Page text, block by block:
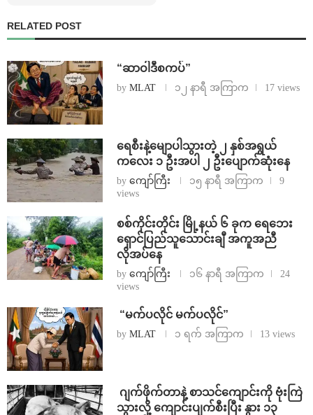
RELATED POST
“ဆာဝါဒီစကပ်”
by MLAT ၁၂ နာရီ အကြာက 17 views
ရေစီးနဲ့မျောပါသွားတဲ့ ၂ နှစ်အရွယ်
ကလေး ၁ ဦးအပါ ၂ ဦးပျောက်ဆုံးနေ
by ကျော်ကြီး ၁၅ နာရီ အကြာက
9
views
စစ်ကိုင်းတိုင်း မြို့နယ် ၆ ခုက ရေဘေး
ရှောင်ပြည်သူသောင်းချီ အကူအညီ
လိုအပ်နေ
by ကျော်ကြီး ၁၆ နာရီ အကြာက
24
views
⁨ ⁨“မက်ပလိုင် မက်ပလိုင်”
by MLAT ၁ ရက် အကြာက 13 views
⁨⁩ ⁨ဂျက်ဖိုက်တာနဲ့ စာသင်ကျောင်းကို ဗုံးကြဲ
သွားလို့ ကျောင်းပျက်စီးပြီး နွား ၁၃